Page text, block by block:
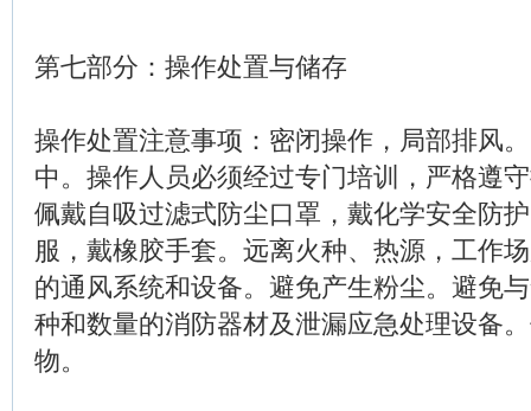
第七部分：操作处置与储存
操作处置注意事项：密闭操作，局部排风
中。操作人员必须经过专门培训，严格遵
佩戴自吸过滤式防尘口罩，戴化学安全防
服，戴橡胶手套。远离火种、热源，工作
的通风系统和设备。避免产生粉尘。避免
种和数量的消防器材及泄漏应急处理设备
物。